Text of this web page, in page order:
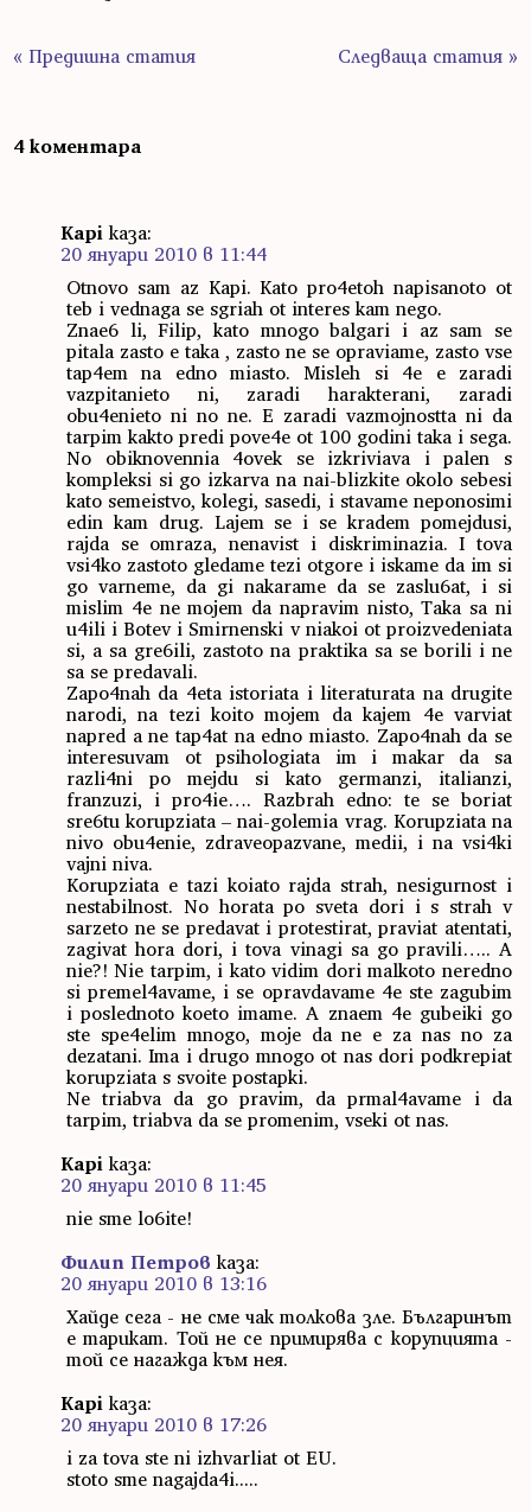
« Предишна статия Следваща статия »
4 коментара
Kapi каза:
20 януари 2010 в 11:44
Otnovo sam az Kapi. Kato pro4etoh napisanoto ot
teb i vednaga se sgriah ot interes kam nego.
Znae6 li, Filip, kato mnogo balgari i az sam se
pitala zasto e taka , zasto ne se opraviame, zasto vse
tap4em na edno miasto. Misleh si 4e e zaradi
vazpitanieto ni, zaradi harakterani, zaradi
obu4enieto ni no ne. E zaradi vazmojnostta ni da
tarpim kakto predi pove4e ot 100 godini taka i sega.
No obiknovennia 4ovek se izkriviava i palen s
kompleksi si go izkarva na nai-blizkite okolo sebesi
kato semeistvo, kolegi, sasedi, i stavame neponosimi
edin kam drug. Lajem se i se kradem pomejdusi,
rajda se omraza, nenavist i diskriminazia. I tova
vsi4ko zastoto gledame tezi otgore i iskame da im si
go varneme, da gi nakarame da se zaslu6at, i si
mislim 4e ne mojem da napravim nisto, Taka sa ni
u4ili i Botev i Smirnenski v niakoi ot proizvedeniata
si, a sa gre6ili, zastoto na praktika sa se borili i ne
sa se predavali.
Zapo4nah da 4eta istoriata i literaturata na drugite
narodi, na tezi koito mojem da kajem 4e varviat
napred a ne tap4at na edno miasto. Zapo4nah da se
interesuvam ot psihologiata im i makar da sa
razli4ni po mejdu si kato germanzi, italianzi,
franzuzi, i pro4ie…. Razbrah edno: te se boriat
sre6tu korupziata – nai-golemia vrag. Korupziata na
nivo obu4enie, zdraveopazvane, medii, i na vsi4ki
vajni niva.
Korupziata e tazi koiato rajda strah, nesigurnost i
nestabilnost. No horata po sveta dori i s strah v
sarzeto ne se predavat i protestirat, praviat atentati,
zagivat hora dori, i tova vinagi sa go pravili….. A
nie?! Nie tarpim, i kato vidim dori malkoto neredno
si premel4avame, i se opravdavame 4e ste zagubim
i poslednoto koeto imame. A znaem 4e gubeiki go
ste spe4elim mnogo, moje da ne e za nas no za
dezatani. Ima i drugo mnogo ot nas dori podkrepiat
korupziata s svoite postapki.
Ne triabva da go pravim, da prmal4avame i da
tarpim, triabva da se promenim, vseki ot nas.
Kapi каза:
20 януари 2010 в 11:45
nie sme lo6ite!
Филип Петров каза:
20 януари 2010 в 13:16
Хайде сега - не сме чак толкова зле. Българинът
е тарикат. Той не се примирява с корупцията -
той се нагажда към нея.
Kapi каза:
20 януари 2010 в 17:26
i za tova ste ni izhvarliat ot EU.
stoto sme nagajda4i.....